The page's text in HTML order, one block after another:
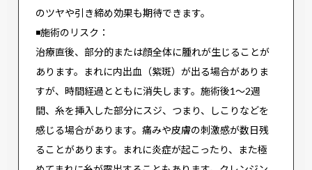
のツヤや引き締め効果も期待できます。
◾️施術のリスク：
治療直後、部分的または顔全体に腫れが生じることが
あります。まれに内出血（紫斑）が出る場合がありま
すが、時間経過とともに消失します。施術後1〜2週
間、糸を挿入した部分にスジ、つまり、しこりなどを
感じる場合があります。痛みや皮膚の刺激感が数日残
ることがあります。まれに炎症が起こったり、また極